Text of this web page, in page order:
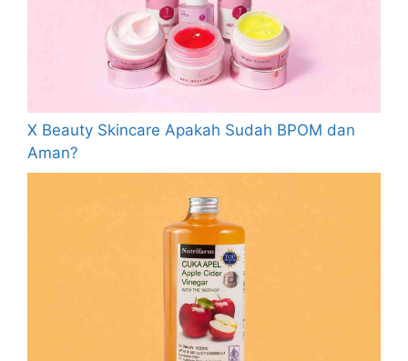
X Beauty Skincare Apakah Sudah BPOM dan
Aman?